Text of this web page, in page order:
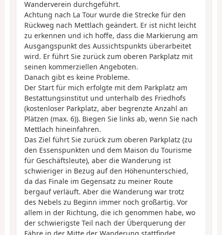
Wanderverein durchgeführt.
Achtung nach La Tour wurde die Strecke für den
Rückweg nach Mettlach geändert. Er ist nicht leicht
zu erkennen und ich hoffe, dass die Markierung am
Ausgangspunkt des Aussichtspunkts überarbeitet
wird. Er führt Sie zurück zum oberen Parkplatz mit
seinen kommerziellen Angeboten.
Danach gibt es keine Probleme.
Der Start für mich erfolgte mit dem Parkplatz am
Bestattungsinstitut und unterhalb des Friedhofs
(kostenloser Parkplatz, aber begrenzte Anzahl an
Plätzen (max. 6)). Biegen Sie links ab, wenn Sie nach
Mettlach hineinfahren.
Das Ziel führt Sie zurück zum oberen Parkplatz (zu
den Essenspunkten und dem Maison du Tourisme
für Geschäftsleute), aber die Wanderung ist
schwieriger in Bezug auf den Höhenunterschied,
da das Finale im Gegensatz zu meiner Route
bergauf verläuft. Aber die Wanderung war trotz
des Nebels zu Beginn immer noch großartig. Vor
allem in der Richtung, die ich genommen habe, wo
der schwierigste Teil nach der Überquerung der